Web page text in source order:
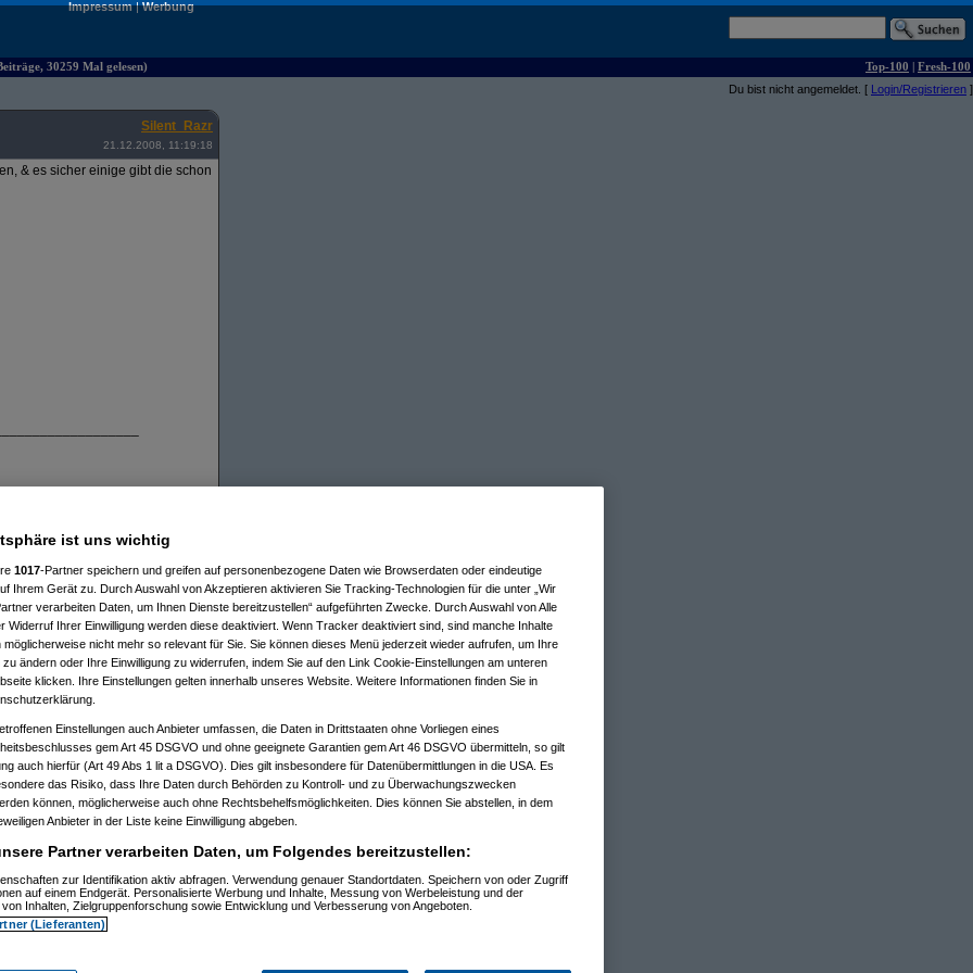
Impressum|Werbung
30259 Mal gelesen) Top-100 | Fresh-100
Du bist nicht angemeldet. [ Login/Registrieren ]
Silent_Razr
21.12.2008, 11:19:18
& es sicher einige gibt die schon
11:32:52)
11:35:10)
12:40:07)
21.12.2008, 12:43:46)
12:46:42)
21.12.2008, 12:48:51)
am 21.12.2008, 15:29:14)
am 21.12.2008, 12:49:41)
am 21.12.2008, 12:59:58)
am 22.12.2008, 19:52:16)
am 22.12.2008, 20:38:25)
am 22.12.2008, 20:56:19)
am 22.12.2008, 21:01:14)
am 22.12.2008, 21:06:19)
am 22.12.2008, 21:26:38)
ist uns wichtig
1017-Partner speichern und greifen auf personenbezogene Daten wie Browserdaten oder eindeutige
Ihrem Gerät zu. Durch Auswahl von Akzeptieren aktivieren Sie Tracking-Technologien für die unter „Wir
verarbeiten Daten, um Ihnen Dienste bereitzustellen“ aufgeführten Zwecke. Durch Auswahl von Alle
Widerruf Ihrer Einwilligung werden diese deaktiviert. Wenn Tracker deaktiviert sind, sind manche Inhalte
möglicherweise nicht mehr so relevant für Sie. Sie können dieses Menü jederzeit wieder aufrufen, um Ihre
zu ändern oder Ihre Einwilligung zu widerrufen, indem Sie auf den Link Cookie-Einstellungen am unteren
klicken. Ihre Einstellungen gelten innerhalb unseres Website. Weitere Informationen finden Sie in
Einstellungen auch Anbieter umfassen, die Daten in Drittstaaten ohne Vorliegen eines
gem Art 45 DSGVO und ohne geeignete Garantien gem Art 46 DSGVO übermitteln, so gilt
auch hierfür (Art 49 Abs 1 lit a DSGVO). Dies gilt insbesondere für Datenübermittlungen in die USA. Es
das Risiko, dass Ihre Daten durch Behörden zu Kontroll- und zu Überwachungszwecken
können, möglicherweise auch ohne Rechtsbehelfsmöglichkeiten. Dies können Sie abstellen, in dem
Anbieter in der Liste keine Einwilligung abgeben.
Partner verarbeiten Daten, um Folgendes bereitzustellen:
zur Identifikation aktiv abfragen. Verwendung genauer Standortdaten. Speichern von oder Zugriff
auf einem Endgerät. Personalisierte Werbung und Inhalte, Messung von Werbeleistung und der
Inhalten, Zielgruppenforschung sowie Entwicklung und Verbesserung von Angeboten.
(Lieferanten)